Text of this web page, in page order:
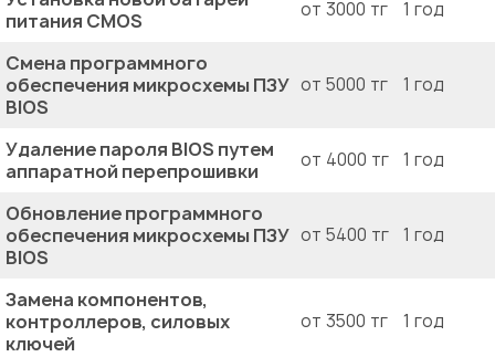
питания CMOS
от 3000 тг 1 год
Смена программного
обеспечения микросхемы ПЗУ
BIOS
от 5000 тг 1 год
Удаление пароля BIOS путем
аппаратной перепрошивки
от 4000 тг 1 год
Обновление программного
обеспечения микросхемы ПЗУ
BIOS
от 5400 тг 1 год
Замена компонентов,
контроллеров, силовых
ключей
от 3500 тг 1 год